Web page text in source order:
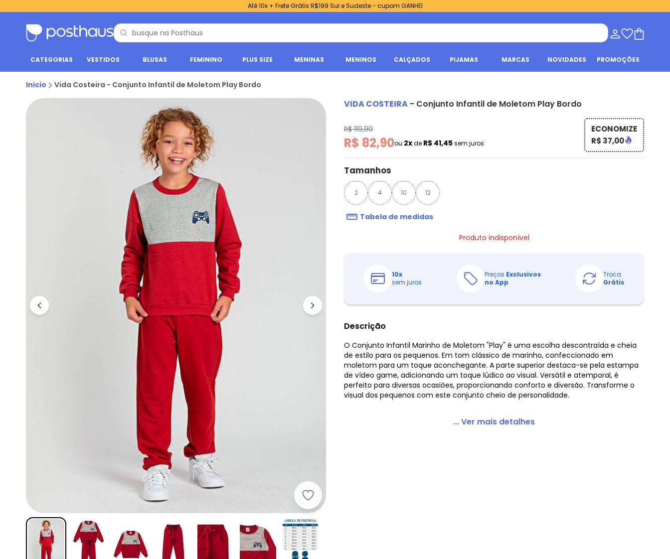
Até 10x + Frete Grátis R$199 Sul e Sudeste - cupom GANHEI
CATEGORIAS VESTIDOS BLUSAS FEMININO PLUS SIZE MENINAS MENINOS CALÇADOS PIJAMAS MARCAS NOVIDADES PROMOÇÕES
Inicio Vida Costeira - Conjunto Infantil de Moletom Play Bordo
Vida Costeira - Conjunto Infantil de Moletom Play Bordo
VIDA COSTEIRA - Conjunto Infantil de Moletom Play Bordo
R$ 119,90
R$ 82,90ou 2xde R$ 41,45sem juros
ECONOMIZE
R$ 37,00
Tamanhos
2 4 10 12
Tabela de medidas
Produto indisponível
10x
sem juros
Preços Exclusivos
no App
Troca
Grátis
Descrição
O Conjunto Infantil Marinho de Moletom "Play" é uma escolha descontraída e cheia
de estilo para os pequenos. Em tom clássico de marinho, confeccionado em
moletom para um toque aconchegante. A parte superior destaca-se pela estampa
de vídeo game, adicionando um toque lúdico ao visual. Versátil e atemporal, é
perfeito para diversas ocasiões, proporcionando conforto e diversão. Transforme o
visual dos pequenos com este conjunto cheio de personalidade.
... Ver mais detalhes